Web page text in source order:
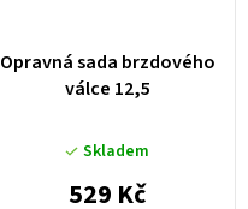
Opravná sada brzdového
válce 12,5
Skladem
529 Kč